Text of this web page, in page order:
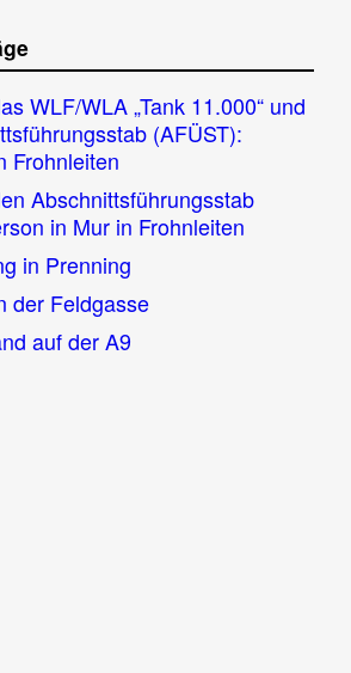
WLF/WLA „Tank 11.000“ und
(AFÜST):
Frohnleiten
Abschnittsführungsstab
in Mur in Frohnleiten
in Prenning
der Feldgasse
auf der A9